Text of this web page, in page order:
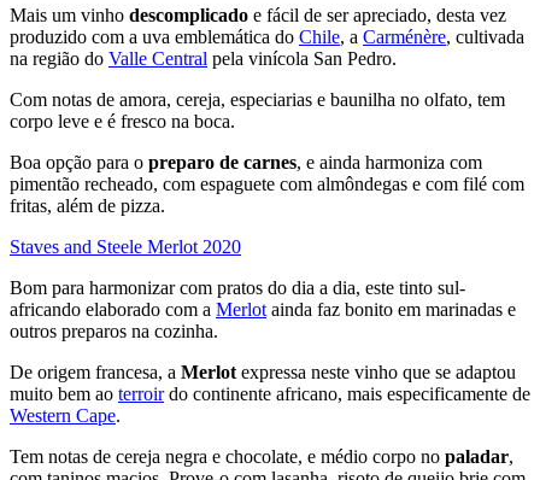
Mais um vinho descomplicado e fácil de ser apreciado, desta vez
produzido com a uva emblemática do Chile, a Carménère, cultivada
na região do Valle Central pela vinícola San Pedro.
Com notas de amora, cereja, especiarias e baunilha no olfato, tem
corpo leve e é fresco na boca.
Boa opção para o preparo de carnes, e ainda harmoniza com
pimentão recheado, com espaguete com almôndegas e com filé com
fritas, além de pizza.
Staves and Steele Merlot 2020
Bom para harmonizar com pratos do dia a dia, este tinto sul-
africando elaborado com a Merlot ainda faz bonito em marinadas e
outros preparos na cozinha.
De origem francesa, a Merlot expressa neste vinho que se adaptou
muito bem ao terroirdo continente africano, mais especificamente de
Western Cape.
Tem notas de cereja negra e chocolate, e médio corpo no paladar,